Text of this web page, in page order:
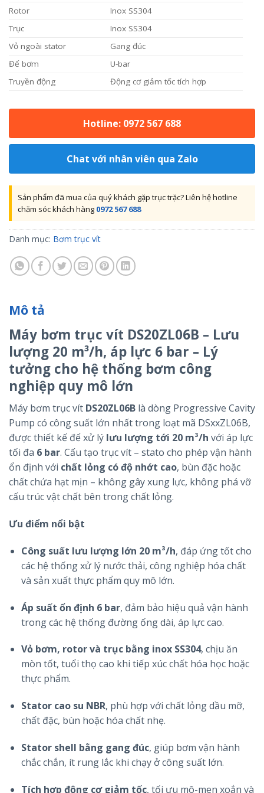
Rotor
Inox SS304
Trục
Inox SS304
Vỏ ngoài stator
Gang đúc
Đế bơm
U-bar
Truyền động
Động cơ giảm tốc tích hợp
Hotline: 0972 567 688
Chat với nhân viên qua Zalo
Sản phẩm đã mua của quý khách gặp trục trặc? Liên hệ hotline
chăm sóc khách hàng 0972 567 688
Danh mục: Bơm trục vít
Mô tả
Máy bơm trục vít DS20ZL06B – Lưu
lượng 20 m³/h, áp lực 6 bar – Lý
tưởng cho hệ thống bơm công
nghiệp quy mô lớn
Máy bơm trục vít DS20ZL06B là dòng Progressive Cavity
Pump có công suất lớn nhất trong loạt mã DSxxZL06B,
được thiết kế để xử lý lưu lượng tới 20 m³/h với áp lực
tối đa 6 bar. Cấu tạo trục vít – stato cho phép vận hành
ổn định với chất lỏng có độ nhớt cao, bùn đặc hoặc
chất chứa hạt mịn – không gây xung lực, không phá vỡ
cấu trúc vật chất bên trong chất lỏng.
Ưu điểm nổi bật
Công suất lưu lượng lớn 20 m³/h, đáp ứng tốt cho
các hệ thống xử lý nước thải, công nghiệp hóa chất
và sản xuất thực phẩm quy mô lớn.
Áp suất ổn định 6 bar, đảm bảo hiệu quả vận hành
trong các hệ thống đường ống dài, áp lực cao.
Vỏ bơm, rotor và trục bằng inox SS304, chịu ăn
mòn tốt, tuổi thọ cao khi tiếp xúc chất hóa học hoặc
thực phẩm.
Stator cao su NBR, phù hợp với chất lỏng dầu mỡ,
chất đặc, bùn hoặc hóa chất nhẹ.
Stator shell bằng gang đúc, giúp bơm vận hành
chắc chắn, ít rung lắc khi chạy ở công suất lớn.
Tích hợp động cơ giảm tốc, tối ưu mô-men xoắn và